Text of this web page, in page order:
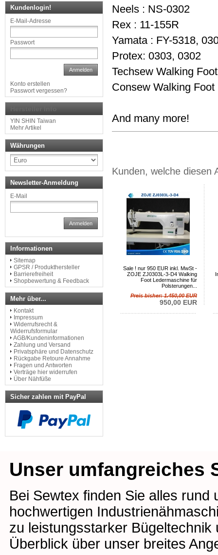
Neels : NS-0302
Rex : 11-155R
Yamata : FY-5318,
Protex: 0303, 0302
Techsew Walking Foot
Consew Walking Foot
And many more!
Kunden, welche diesen
Sale ! nur 950 EUR inkl. MwSt -
ZOJE ZJ0303L-3-D4 Walking
Foot Ledermaschine für
Polsterungen...
Preis bisher: 1.450,00 EUR
950,00 EUR
Kundenlogin!
E-Mail-Adresse
Passwort
Anmelden
Konto erstellen
Passwort vergessen?
YIN SHIN Taiwan
Mehr Artikel
Währungen
Newsletter-Anmeldung
E-Mail
Anmelden
Informationen
Sitemap
GPSR / Produkthersteller
Barrierefreiheit
Shopbewertung & Feedback
Mehr über...
Kontakt
Impressum
Widerrufsrecht &
Widerrufsformular
AGB/Kundeninformationen
Zahlung und Versand
Privatsphäre und Datenschutz
Rückgabe Retoure Annahme
Fragen und Antworten
Verträge hier widerrufen
Über Nähfüße
Sicher zahlen mit PayPal
Unser umfangreiches
Bei Sewtex finden Sie alles
hochwertigen
zu leistungsstarker
Überblick über unser breites